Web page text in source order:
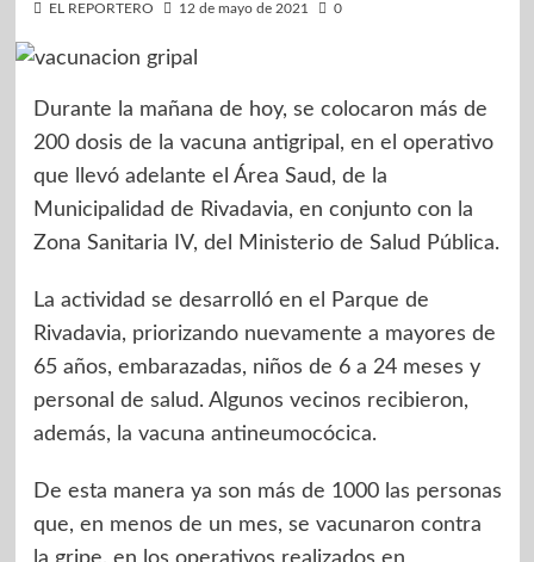
EL REPORTERO 12 de mayo de 2021 0
Durante la mañana de hoy, se colocaron más de
200 dosis de la vacuna antigripal, en el operativo
que llevó adelante el Área Saud, de la
Municipalidad de Rivadavia, en conjunto con la
Zona Sanitaria IV, del Ministerio de Salud Pública.
La actividad se desarrolló en el Parque de
Rivadavia, priorizando nuevamente a mayores de
65 años, embarazadas, niños de 6 a 24 meses y
personal de salud. Algunos vecinos recibieron,
además, la vacuna antineumocócica.
De esta manera ya son más de 1000 las personas
que, en menos de un mes, se vacunaron contra